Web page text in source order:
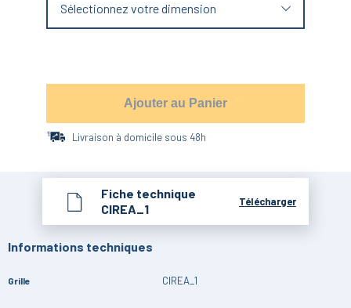
Sélectionnez votre dimension
Ajouter au Panier
Livraison à domicile sous 48h
Fiche technique
CIREA_1
Télécharger
Informations techniques
Grille CIREA_1